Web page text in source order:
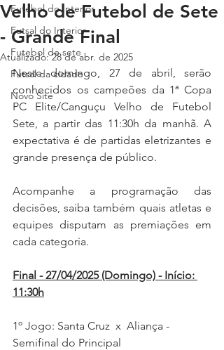
Futebol do Interior
Futsal do Interior
Futebol de sete
Futsal da cidade
Novo Site
Velho de Futebol de Sete
- Grande Final
Atualizado:28 de abr. de 2025
Neste domingo, 27 de abril, serão
conhecidos os campeões da 1ª Copa
PC Elite/Canguçu Velho de Futebol
Sete, a partir das 11:30h da manhã. A
expectativa é de partidas eletrizantes e
grande presença de público.
Acompanhe a programação das
decisões, saiba também quais atletas e
equipes disputam as premiações em
cada categoria.
Final - 27/04/2025 (Domingo) - Início:
11:30h
1º Jogo: Santa Cruz  x  Aliança -
Semifinal do Principal